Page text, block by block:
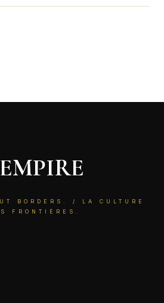
BORDERS. / LA CULTURE
FRONTIÈRES.